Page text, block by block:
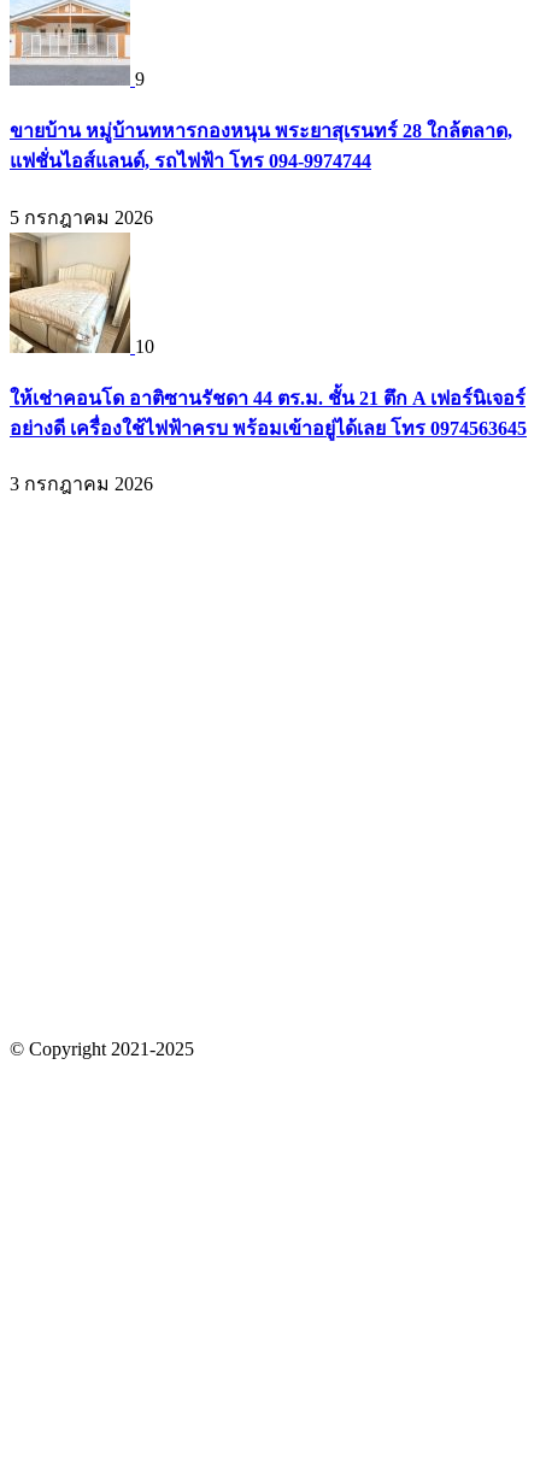
9
ขายบ้าน หมู่บ้านทหารกองหนุน พระยาสุเรนทร์ 28 ใกล้ตลาด,
แฟชั่นไอส์แลนด์, รถไฟฟ้า โทร 094-9974744
5 กรกฎาคม 2026
10
ให้เช่าคอนโด อาติซานรัชดา 44 ตร.ม. ชั้น 21 ตึก A เฟอร์นิเจอร์
อย่างดี เครื่องใช้ไฟฟ้าครบ พร้อมเข้าอยู่ได้เลย โทร 0974563645
3 กรกฎาคม 2026
© Copyright 2021-2025